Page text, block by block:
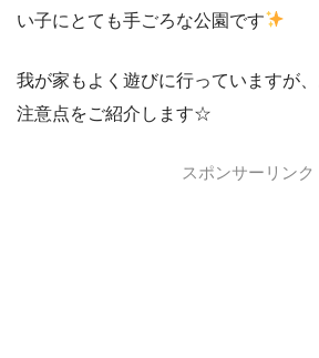
い子にとても手ごろな公園です
我が家もよく遊びに行っていますが
注意点をご紹介します☆
スポンサーリンク